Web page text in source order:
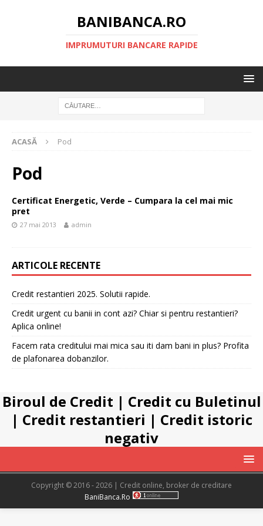
BANIBANCA.RO
IMPRUMUTURI BANCARE RAPIDE
ACASĂ Pod
Pod
Certificat Energetic, Verde – Cumpara la cel mai mic
pret
27 mai 2013 admin
ARTICOLE RECENTE
Credit restantieri 2025. Solutii rapide.
Credit urgent cu banii in cont azi? Chiar si pentru restantieri?
Aplica online!
Facem rata creditului mai mica sau iti dam bani in plus? Profita
de plafonarea dobanzilor.
Biroul de Credit | Credit cu Buletinul
| Credit restantieri | Credit istoric
negativ
Copyright © 2016 - 2026 | Credit online, broker de creditare
BaniBanca.Ro